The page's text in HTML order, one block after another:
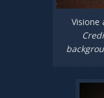
Visione